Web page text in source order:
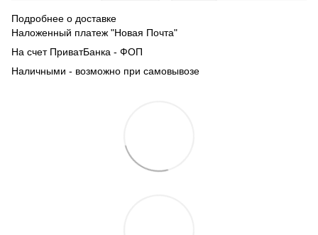
Подробнее о доставке
Наложенный платеж "Новая Почта"
На счет ПриватБанка - ФОП
Наличными - возможно при самовывозе